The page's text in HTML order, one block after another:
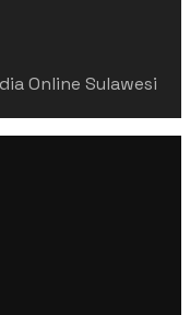
Online Sulawesi